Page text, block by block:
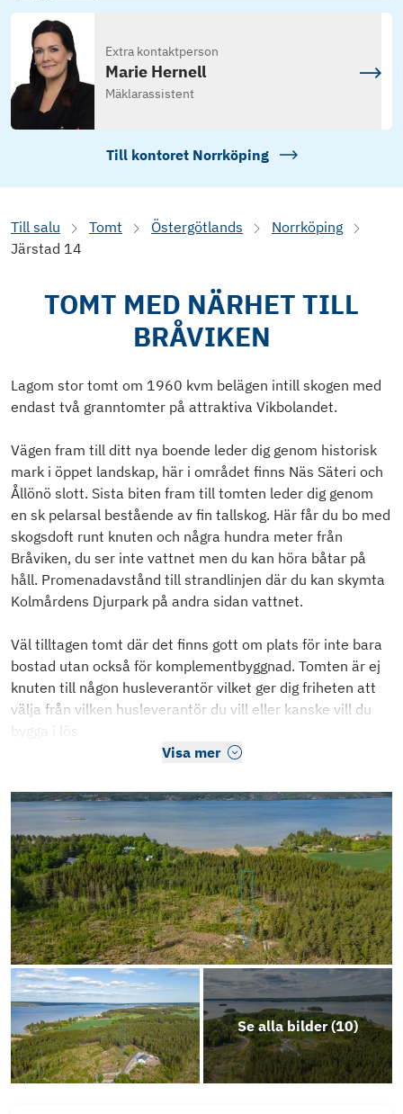
Extra kontaktperson
Marie Hernell
Mäklarassistent
Till kontoret Norrköping
Till salu Tomt Östergötlands
Norrköping
Järstad 14
TOMT MED NÄRHET TILL
BRÅVIKEN
Lagom stor tomt om 1960 kvm belägen intill skogen med
endast två granntomter på attraktiva Vikbolandet.
Vägen fram till ditt nya boende leder dig genom historisk
mark i öppet landskap, här i området finns Näs Säteri och
Ållönö slott. Sista biten fram till tomten leder dig genom
en sk pelarsal bestående av fin tallskog. Här får du bo med
skogsdoft runt knuten och några hundra meter från
Bråviken, du ser inte vattnet men du kan höra båtar på
håll. Promenadavstånd till strandlinjen där du kan skymta
Kolmårdens Djurpark på andra sidan vattnet.
Väl tilltagen tomt där det finns gott om plats för inte bara
bostad utan också för komplementbyggnad. Tomten är ej
knuten till någon husleverantör vilket ger dig friheten att
välja från vilken husleverantör du vill eller kanske vill du
bygga i lös
Visa mer
Se alla bilder (10)